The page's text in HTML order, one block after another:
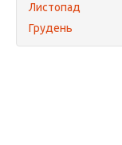
Листопад
Грудень